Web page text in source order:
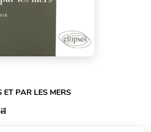
ET PAR LES MERS